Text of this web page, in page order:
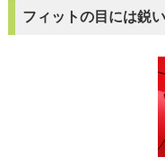
フィットの目には鋭